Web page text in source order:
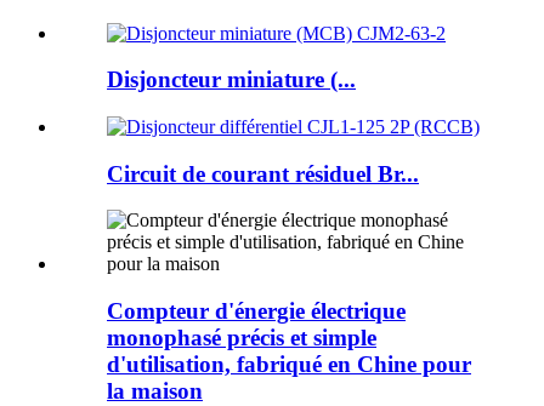
Disjoncteur miniature (...
Circuit de courant résiduel Br...
Compteur d'énergie électrique
monophasé précis et simple
d'utilisation, fabriqué en Chine pour
la maison